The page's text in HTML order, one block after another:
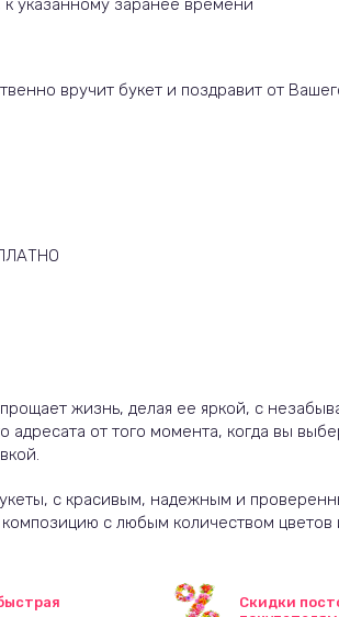
к указанному заранее времени
вручит букет и поздравит от
жизнь, делая ее яркой, с
адресата от того момента, когда вы
с красивым, надежным и
с любым количеством
Скидки